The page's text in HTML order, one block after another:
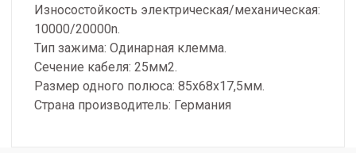
Износостойкость электрическая/механическая:
10000/20000n.
Тип зажима: Одинарная клемма.
Сечение кабеля: 25мм2.
Размер одного полюса: 85х68х17,5мм.
Страна производитель: Германия